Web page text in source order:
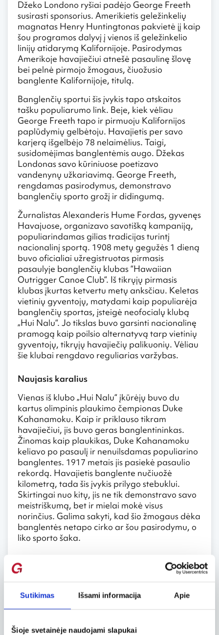
Sutikimas Išsami informacija Apie
Šioje svetainėje naudojami slapukai
Džeko Londono ryšiai padėjo George Freeth
susirasti sponsorius. Amerikietis geležinkelių
magnatas Henry Huntingtonas pakvietė jį kaip
šou programos dalyvį į vienos iš geležinkelio
linijų atidarymą Kalifornijoje. Pasirodymas
Amerikoje havajiečiui atnešė pasaulinę šlovę
bei pelnė pirmojo žmogaus, čiuožusio
banglente Kalifornijoje, titulą.
Banglenčių sportui šis įvykis tapo atskaitos
tašku populiarumo link. Beje, kiek vėliau
George Freeth tapo ir pirmuoju Kalifornijos
paplūdymių gelbėtoju. Havajietis per savo
karjerą išgelbėjo 78 nelaimėlius. Taigi,
susidomėjimas banglentėmis augo. Džekas
Londonas savo kūriniuose poetizavo
vandenynų užkariavimą. George Freeth,
rengdamas pasirodymus, demonstravo
banglenčių sporto grožį ir didingumą.
Žurnalistas Alexanderis Hume Fordas, gyvenęs
Havajuose, organizavo savotišką kampaniją,
populiarindamas gilias tradicijas turintį
nacionalinį sportą. 1908 metų gegužės 1 dieną
buvo oficialiai užregistruotas pirmasis
pasaulyje banglenčių klubas “Hawaiian
Outrigger Canoe Club“. Iš tikrųjų pirmasis
klubas įkurtas ketvertu metų anksčiau. Keletas
vietinių gyventojų, matydami kaip populiarėja
banglenčių sportas, įsteigė neofocialų klubą
„Hui Nalu“. Jo tikslas buvo garsinti nacionalinę
pramogą kaip poilsio alternatyvą tarp vietinių
gyventojų, tikrųjų havajiečių palikuonių. Vėliau
šie klubai rengdavo reguliarias varžybas.
Naujasis karalius
Vienas iš klubo „Hui Nalu“ įkūrėjų buvo du
kartus olimpinis plaukimo čempionas Duke
Kahanamoku. Kaip ir priklauso tikram
havajiečiui, jis buvo geras banglentininkas.
Žinomas kaip plaukikas, Duke Kahanamoku
keliavo po pasaulį ir nenuilsdamas populiarino
banglentes. 1917 metais jis pasiekė pasaulio
rekordą. Havajietis banglente nučiuožė
kilometrą, tada šis įvykis prilygo stebuklui.
Skirtingai nuo kitų, jis ne tik demonstravo savo
meistriškumą, bet ir mielai mokė visus
norinčius. Galima sakyti, kad šio žmogaus dėka
banglentės netapo cirko ar šou pasirodymu, o
liko sporto šaka.
Bleiko cigarai
gaminamos iš sunkaus raudonojo medžio,
pasitelkus senus havajietiškų lentų pavyzdžius.
Tikrą revoliuciją banglenčių istorijoje padarė